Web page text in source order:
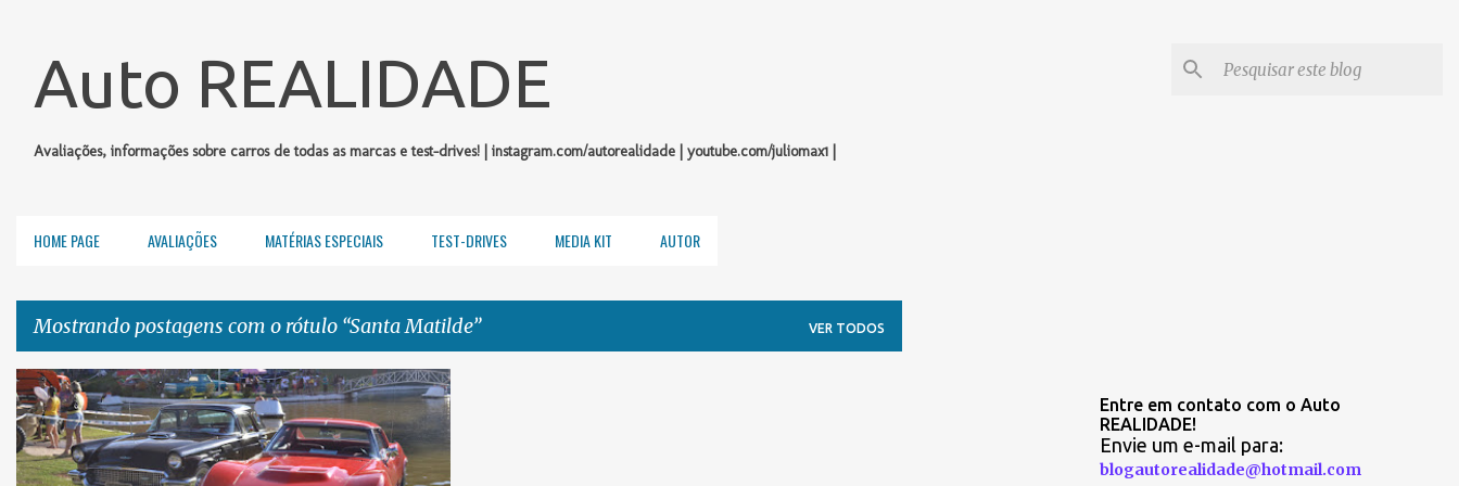
Auto REALIDADE
Avaliações, informações sobre carros de todas as marcas e test-drives! | instagram.com/autorealidade | youtube.com/juliomax1 |
HOME PAGE AVALIAÇÕES MATÉRIAS ESPECIAIS TEST-DRIVES MEDIA KIT AUTOR
Mostrando postagens com o rótulo Santa Matilde VER TODOS
P
o
s
CADILLAC CHEVROLET FIAT FORD +2
Entre em contato com o Auto
REALIDADE!
Envie um e-mail para:
blogautorealidade@hotmail.com